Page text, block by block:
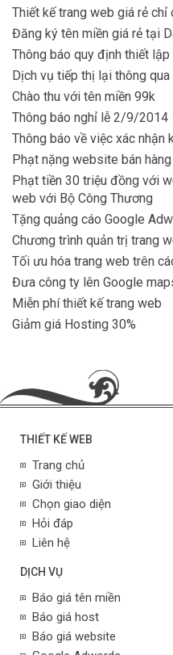
Thiết kế trang web giá rẻ chỉ
Đăng ký tên miền giá rẻ tại
Thông báo quy định thiết
Dịch vụ tiếp thị lại thông
Chào thu với tên miền 99k
Thông báo nghỉ lễ 2/9/2014
Thông báo về việc xác nhận
Phạt nặng website bán
Phạt tiền 30 triệu đồng với
web với Bộ Công Thương
Tặng quảng cáo Google
Chương trình quản trị trang
Tối ưu hóa trang web trên
Đưa công ty lên Google
Miễn phí thiết kế trang web
Giảm giá Hosting 30%
THIẾT KẾ WEB
Trang chủ
Giới thiệu
Chọn giao diện
Hỏi đáp
Liên hệ
DỊCH VỤ
Báo giá tên miền
Báo giá host
Báo giá website